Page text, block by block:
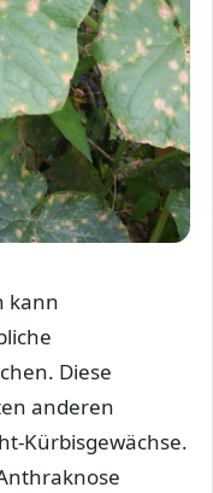
kann
Diese
anderen
Kürbisgewächse.